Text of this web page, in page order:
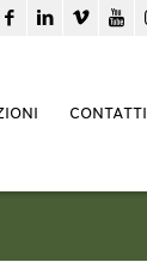
CONTATTI